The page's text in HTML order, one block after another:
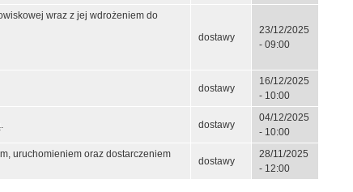
wraz z jej wdrożeniem do
dostawy
23/12/2025
- 09:00
dostawy
16/12/2025
- 10:00
dostawy
04/12/2025
- 10:00
uruchomieniem oraz dostarczeniem
dostawy
28/11/2025
- 12:00